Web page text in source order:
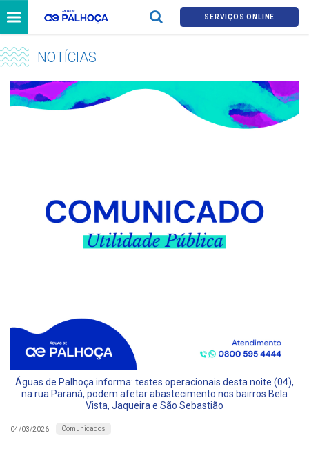
SERVIÇOS ONLINE
NOTÍCIAS
Águas de Palhoça informa: testes operacionais desta noite (04),
na rua Paraná, podem afetar abastecimento nos bairros Bela
Vista, Jaqueira e São Sebastião
04/03/2026 Comunicados